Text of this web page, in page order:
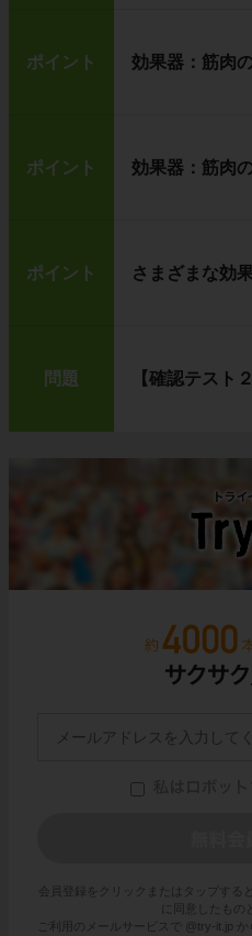
ポイント 効果器：筋肉
ポイント 効果器：筋肉
ポイント さまざまな効
問題 【確認テスト２
会員登録をクリックまたはタップすると
に同意したもの
ご利用のメールサービスで @try-it.jp